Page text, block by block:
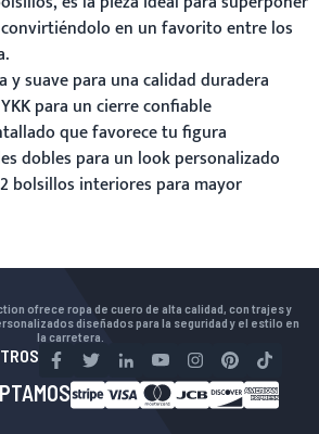
en un favorito entre los
y suave para una calidad duradera
para un cierre confiable
que favorece tu figura
dobles para un look personalizado
bolsillos interiores para mayor
ofrece ropa de cuero de alta calidad, con trajes y
diseñados para la seguridad y el estilo en
la carretera.